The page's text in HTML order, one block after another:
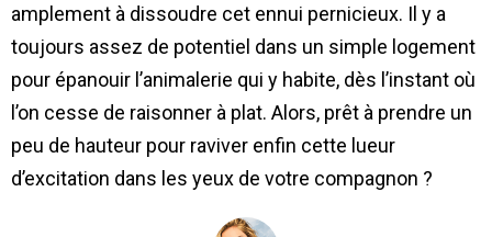
amplement à dissoudre cet ennui pernicieux. Il y a
toujours assez de potentiel dans un simple logement
pour épanouir l’animalerie qui y habite, dès l’instant où
l’on cesse de raisonner à plat. Alors, prêt à prendre un
peu de hauteur pour raviver enfin cette lueur
d’excitation dans les yeux de votre compagnon ?